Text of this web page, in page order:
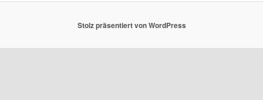
Stolz präsentiert von WordPress